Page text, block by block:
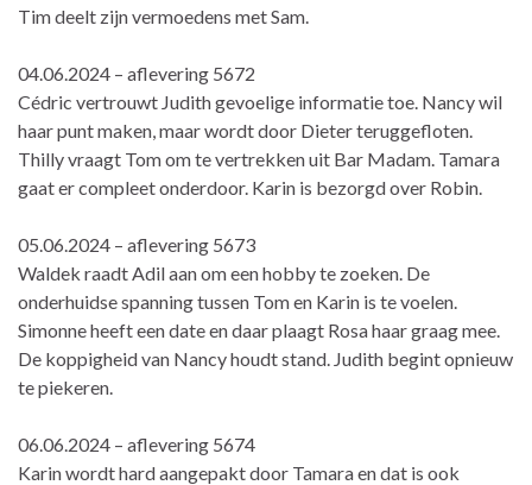
Tim deelt zijn vermoedens met Sam.
04.06.2024 – aflevering 5672
Cédric vertrouwt Judith gevoelige informatie toe. Nancy wil
haar punt maken, maar wordt door Dieter teruggefloten.
Thilly vraagt Tom om te vertrekken uit Bar Madam. Tamara
gaat er compleet onderdoor. Karin is bezorgd over Robin.
05.06.2024 – aflevering 5673
Waldek raadt Adil aan om een hobby te zoeken. De
onderhuidse spanning tussen Tom en Karin is te voelen.
Simonne heeft een date en daar plaagt Rosa haar graag mee.
De koppigheid van Nancy houdt stand. Judith begint opnieuw
te piekeren.
06.06.2024 – aflevering 5674
Karin wordt hard aangepakt door Tamara en dat is ook